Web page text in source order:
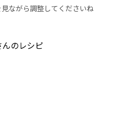
ながら調整してくださいね
んのレシピ